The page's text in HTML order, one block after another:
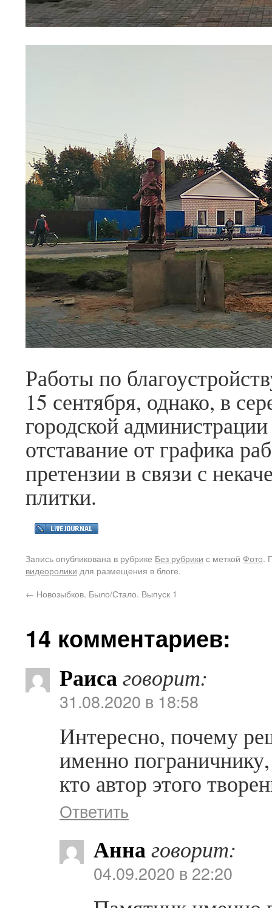
Работы по
15 сентября, однако, в
городской
отставание от графика
претензии в связи с
плитки.
Запись опубликована в рубрике Без рубрики с меткой Фото.
видеоролики для размещения в блоге.
← Новозыбков. Было/Стало. Выпуск 1
14 комментариев:
Раисаговорит:
31.08.2020 в 18:58
Интересно, почему
именно
кто автор этого
Ответить
Аннаговорит:
04.09.2020 в 22:20